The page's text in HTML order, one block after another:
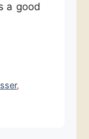
a good
,